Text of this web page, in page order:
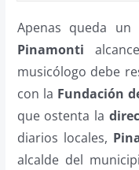
Apenas queda
Pinamonti
musicólogo debe
con la Fundación
que ostenta la
diarios locales,
alcalde del